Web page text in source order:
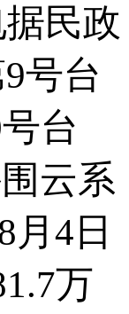
民政
号台
台
云系
月4日
万